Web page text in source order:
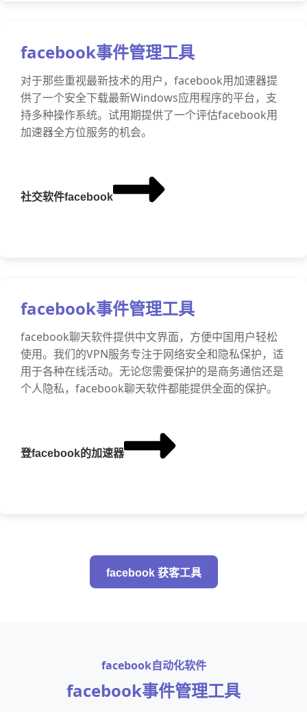
facebook事件管理工具
对于那些重视最新技术的用户，facebook用加速器提
供了一个安全下载最新Windows应用程序的平台，支
持多种操作系统。试用期提供了一个评估facebook用
加速器全方位服务的机会。
社交软件facebook
facebook事件管理工具
facebook聊天软件提供中文界面，方便中国用户轻松
使用。我们的VPN服务专注于网络安全和隐私保护，适
用于各种在线活动。无论您需要保护的是商务通信还是
个人隐私，facebook聊天软件都能提供全面的保护。
登facebook的加速器
facebook 获客工具
facebook自动化软件
facebook事件管理工具